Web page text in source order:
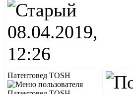
08.04.2019,
12:26
Патентовед TOSH